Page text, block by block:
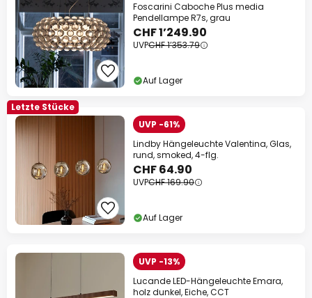
Foscarini Caboche Plus media
Pendellampe R7s, grau
CHF 1’249.90
UVPCHF 1’353.79
Auf Lager
Letzte Stücke
UVP -61%
Lindby Hängeleuchte Valentina, Glas,
rund, smoked, 4-flg.
CHF 64.90
UVPCHF 169.90
Auf Lager
UVP -13%
Lucande LED-Hängeleuchte Emara,
holz dunkel, Eiche, CCT